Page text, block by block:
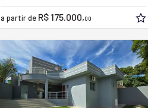
a partir de R$ 175.000,00